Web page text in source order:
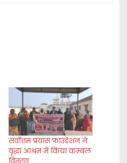
सर्वोत्तम प्रयास फाउंडेशन ने
वृद्धा आश्रम में किया कम्बल
वितरण